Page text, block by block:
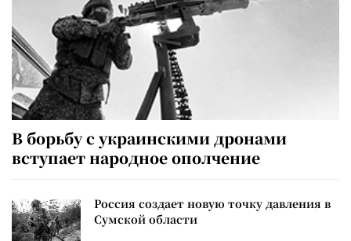
В борьбу с украинскими дронами
вступает народное ополчение
Россия создает новую точку давления в
Сумской области